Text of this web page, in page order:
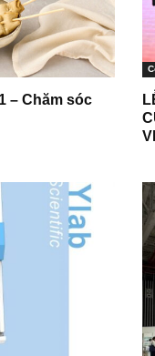
– Chăm sóc